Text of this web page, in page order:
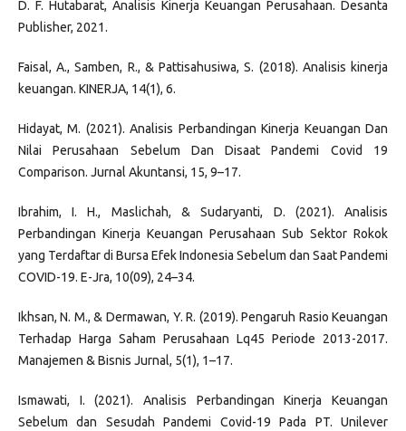
D. F. Hutabarat, Analisis Kinerja Keuangan Perusahaan. Desanta
Publisher, 2021.
Faisal, A., Samben, R., & Pattisahusiwa, S. (2018). Analisis kinerja
keuangan. KINERJA, 14(1), 6.
Hidayat, M. (2021). Analisis Perbandingan Kinerja Keuangan Dan
Nilai Perusahaan Sebelum Dan Disaat Pandemi Covid 19
Comparison. Jurnal Akuntansi, 15, 9–17.
Ibrahim, I. H., Maslichah, & Sudaryanti, D. (2021). Analisis
Perbandingan Kinerja Keuangan Perusahaan Sub Sektor Rokok
yang Terdaftar di Bursa Efek Indonesia Sebelum dan Saat Pandemi
COVID-19. E-Jra, 10(09), 24–34.
Ikhsan, N. M., & Dermawan, Y. R. (2019). Pengaruh Rasio Keuangan
Terhadap Harga Saham Perusahaan Lq45 Periode 2013-2017.
Manajemen & Bisnis Jurnal, 5(1), 1–17.
Ismawati, I. (2021). Analisis Perbandingan Kinerja Keuangan
Sebelum dan Sesudah Pandemi Covid-19 Pada PT. Unilever